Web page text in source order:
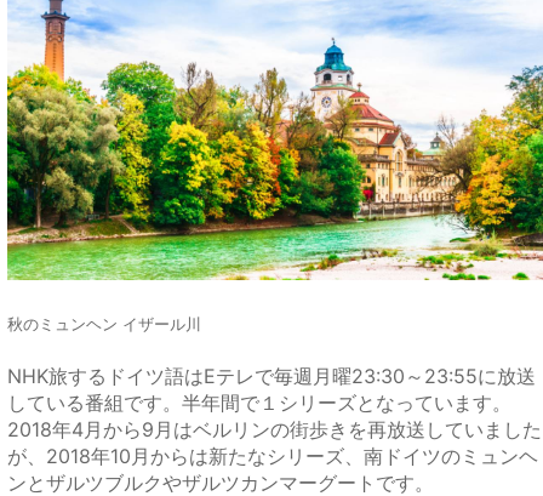
秋のミュンヘン イザール川
NHK旅するドイツ語はEテレで毎週月曜23:30～23:55に放送
している番組です。半年間で１シリーズとなっています。
2018年4月から9月はベルリンの街歩きを再放送していました
が、2018年10月からは新たなシリーズ、南ドイツのミュンヘ
ンとザルツブルクやザルツカンマーグートです。